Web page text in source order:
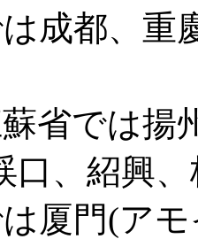
成都、重
省では揚
口、紹興
厦門(アモ